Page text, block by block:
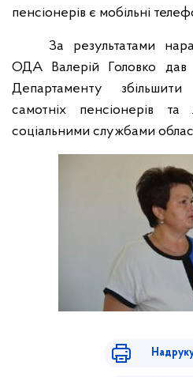
пенсіонерів є мобільні
За результатами
ОДА Валерій Головко дав
Департаменту збільшити
самотніх пенсіонерів та
соціальними службами